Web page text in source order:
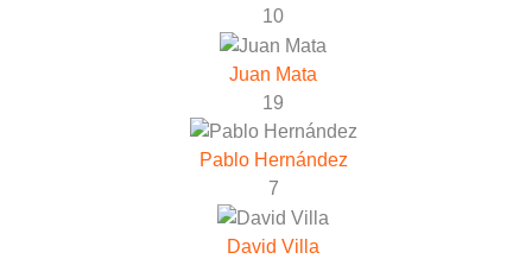
10
Juan Mata
19
Pablo Hernández
7
David Villa